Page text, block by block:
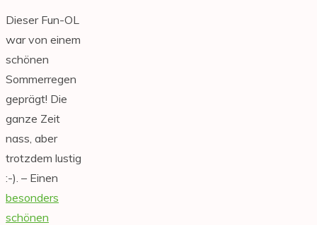
Dieser Fun-OL
war von einem
schönen
Sommerregen
geprägt! Die
ganze Zeit
nass, aber
trotzdem lustig
:-). – Einen
besonders
schönen